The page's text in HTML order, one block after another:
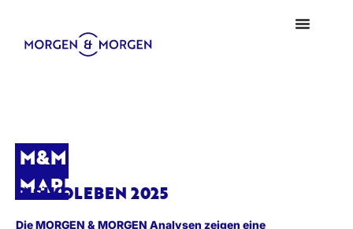
M&M
MARKTBLICK
RISIKOLEBEN 2025
Die MORGEN & MORGEN Analysen zeigen eine